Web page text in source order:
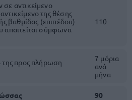
αντικείμενο
της θέσης
βαθμίδας (επιπέδου)
απαιτείται σύμφωνα
110
της προς πλήρωση
7 μόρια
ανά
μήνα
90